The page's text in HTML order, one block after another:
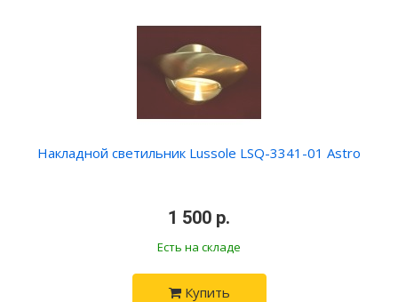
Накладной светильник Lussole LSQ-3341-01 Astro
1 500 р.
Есть на складе
Купить